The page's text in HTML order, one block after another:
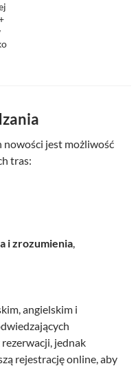
nowości jest możliwość
tras:
i zrozumienia
angielskim i
jednak
rejestrację online, aby